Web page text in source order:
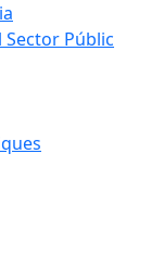
Públic